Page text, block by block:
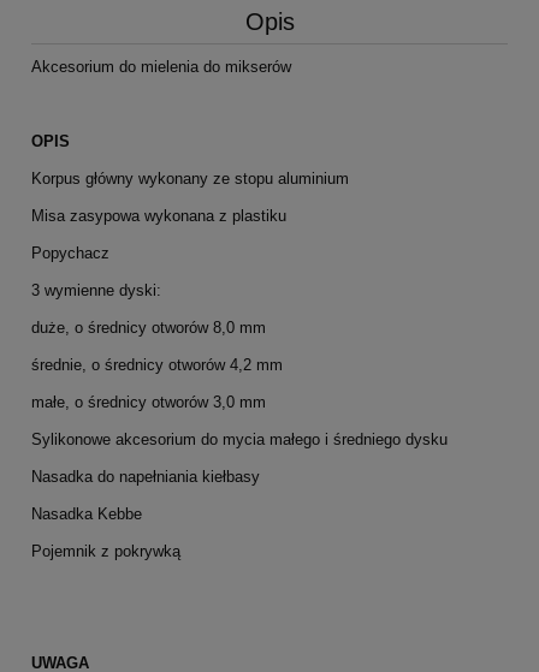
Opis
Akcesorium do mielenia do mikserów
OPIS
Korpus główny wykonany ze stopu aluminium
Misa zasypowa wykonana z plastiku
Popychacz
3 wymienne dyski:
duże, o średnicy otworów 8,0 mm
średnie, o średnicy otworów 4,2 mm
małe, o średnicy otworów 3,0 mm
Sylikonowe akcesorium do mycia małego i średniego dysku
Nasadka do napełniania kiełbasy
Nasadka Kebbe
Pojemnik z pokrywką
UWAGA